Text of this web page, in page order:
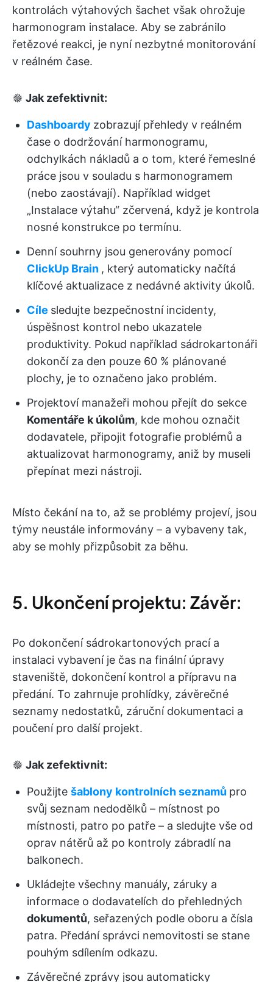
kontrolách výtahových šachet však ohrožuje
harmonogram instalace. Aby se zabránilo
řetězové reakci, je nyní nezbytné monitorování
v reálném čase.
🟔 Jak zefektivnit:
Dashboardy zobrazují přehledy v reálném
čase o dodržování harmonogramu,
odchylkách nákladů a o tom, které řemeslné
práce jsou v souladu s harmonogramem
(nebo zaostávají). Například widget
„Instalace výtahu“ zčervená, když je kontrola
nosné konstrukce po termínu.
Denní souhrny jsou generovány pomocí
ClickUp Brain , který automaticky načítá
klíčové aktualizace z nedávné aktivity úkolů.
Cíle sledujte bezpečnostní incidenty,
úspěšnost kontrol nebo ukazatele
produktivity. Pokud například sádrokartonáři
dokončí za den pouze 60 % plánované
plochy, je to označeno jako problém.
Projektoví manažeři mohou přejít do sekce
Komentáře k úkolům, kde mohou označit
dodavatele, připojit fotografie problémů a
aktualizovat harmonogramy, aniž by museli
přepínat mezi nástroji.
Místo čekání na to, až se problémy projeví, jsou
týmy neustále informovány – a vybaveny tak,
aby se mohly přizpůsobit za běhu.
5. Ukončení projektu: Závěr:
Po dokončení sádrokartonových prací a
instalaci vybavení je čas na finální úpravy
staveniště, dokončení kontrol a přípravu na
předání. To zahrnuje prohlídky, závěrečné
seznamy nedostatků, záruční dokumentaci a
poučení pro další projekt.
🟔 Jak zefektivnit:
Použijte šablony kontrolních seznamů pro
svůj seznam nedodělků – místnost po
místnosti, patro po patře – a sledujte vše od
oprav nátěrů až po kontroly zábradlí na
balkonech.
Ukládejte všechny manuály, záruky a
informace o dodavatelích do přehledných
dokumentů, seřazených podle oboru a čísla
patra. Předání správci nemovitosti se stane
pouhým sdílením odkazu.
Závěrečné zprávy jsou automaticky